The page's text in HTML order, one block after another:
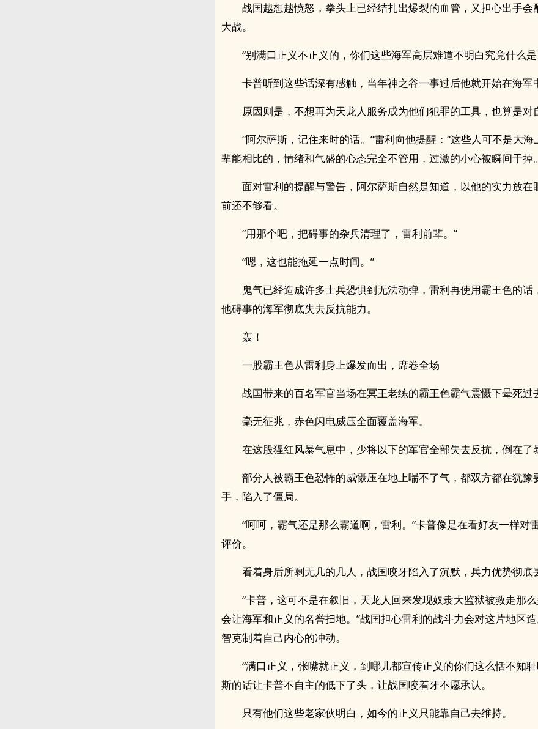
战国越想越愤怒，拳头上已经结扎出爆裂的血管，又担心出手会
大战。
“别满口正义不正义的，你们这些海军高层难道不明白究竟什么
卡普听到这些话深有感触，当年神之谷一事过后他就开始在海军
原因则是，不想再为天龙人服务成为他们犯罪的工具，也算是对
“阿尔萨斯，记住来时的话。”雷利向他提醒：“这些人可不是大海
辈能相比的，情绪和气盛的心态完全不管用，过激的小心被瞬间干掉
面对雷利的提醒与警告，阿尔萨斯自然是知道，以他的实力放在
前还不够看。
“用那个吧，把碍事的杂兵清理了，雷利前辈。”
“嗯，这也能拖延一点时间。”
鬼气已经造成许多士兵恐惧到无法动弹，雷利再使用霸王色的话
他碍事的海军彻底失去反抗能力。
轰！
一股霸王色从雷利身上爆发而出，席卷全场
战国带来的百名军官当场在冥王老练的霸王色霸气震慑下晕死过
毫无征兆，赤色闪电威压全面覆盖海军。
在这股猩红风暴气息中，少将以下的军官全部失去反抗，倒在了
部分人被霸王色恐怖的威慑压在地上喘不了气，都双方都在犹豫
手，陷入了僵局。
“呵呵，霸气还是那么霸道啊，雷利。”卡普像是在看好友一样对
评价。
看着身后所剩无几的几人，战国咬牙陷入了沉默，兵力优势彻底
“卡普，这可不是在叙旧，天龙人回来发现奴隶大监狱被救走那
会让海军和正义的名誉扫地。”战国担心雷利的战斗力会对这片地区
智克制着自己内心的冲动。
“满口正义，张嘴就正义，到哪儿都宣传正义的你们这么恬不知
斯的话让卡普不自主的低下了头，让战国咬着牙不愿承认。
只有他们这些老家伙明白，如今的正义只能靠自己去维持。